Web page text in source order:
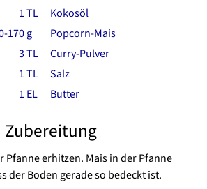
1TL
Kokosöl
170 g
Popcorn-Mais
3TL
Curry-Pulver
1TL
Salz
1 EL Butter
Zubereitung
Pfanne erhitzen. Mais in der Pfanne
der Boden gerade so bedeckt ist.